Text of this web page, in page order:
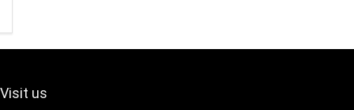
Visit us